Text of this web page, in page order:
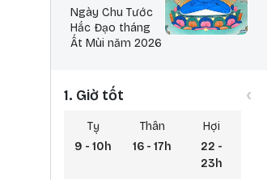
Ngày Chu Tước
Hắc Đạo tháng
Ất Mùi năm 2026
1. Giờ tốt ‹
Tỵ
9 - 10h
Thân
16 - 17h
Hợi
22 -
23h